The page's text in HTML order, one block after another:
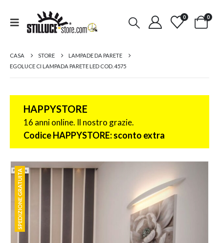
0 0
CASA STORE
LAMPADE DA PARETE
EGOLUCE CI LAMPADA PARETE LED COD. 4575
HAPPYSTORE
16 anni online. Il nostro grazie.
Codice HAPPYSTORE: sconto extra
SPEDIZIONE GRATUITA
SPEDIZIONE GRATUITA